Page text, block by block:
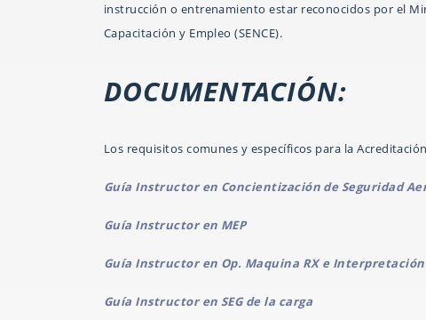
instrucción o entrenamiento estar reconocidos por el
Capacitación y Empleo (SENCE).
DOCUMENTACIÓN:
Los requisitos comunes y específicos para la
Guía Instructor en Concientización de Seguridad
Guía Instructor en MEP
Guía Instructor en Op. Maquina RX e
Guía Instructor en SEG de la carga